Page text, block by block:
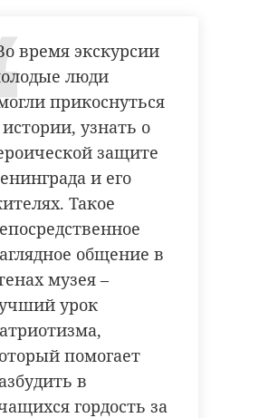
время экскурсии
люди
прикоснуться
узнать о
защите
и его
Такое
общение в
музея –
урок
помогает
в
гордость за